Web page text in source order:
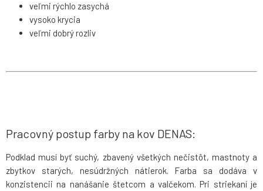
veľmi rýchlo zasychá
vysoko krycia
veľmi dobrý rozliv
Pracovný postup farby na kov DENAS:
Podklad musí byť suchý, zbavený všetkých nečistôt, mastnoty a
zbytkov starých, nesúdržných nátierok. Farba sa dodáva v
konzistencii na nanášanie štetcom a valčekom. Pri striekaní je